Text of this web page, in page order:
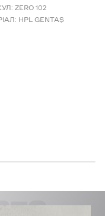
ZERO 102
HPL GENTAŞ